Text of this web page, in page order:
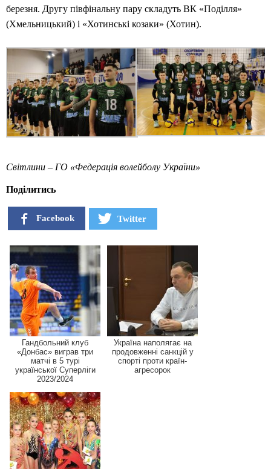
березня. Другу півфінальну пару складуть ВК «Поділля»
(Хмельницький) і «Хотинські козаки» (Хотин).
Світлини – ГО «Федерація волейболу України»
Поділитись
Facebook Twitter
Гандбольний клуб
«Донбас» виграв три
матчі в 5 турі
української Суперліги
2023/2024
Україна наполягає на
продовженні санкцій у
спорті проти країн-
агресорок